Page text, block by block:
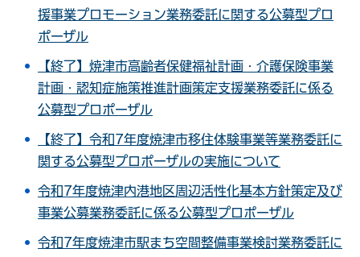
援事業プロモーション業務委託に関する公募型プロ
ポーザル
【終了】焼津市高齢者保健福祉計画・介護保険事業
計画・認知症施策推進計画策定支援業務委託に係る
公募型プロポーザル
【終了】令和7年度焼津市移住体験事業等業務委託に
関する公募型プロポーザルの実施について
令和7年度焼津内港地区周辺活性化基本方針策定及び
事業公募業務委託に係る公募型プロポーザル
令和7年度焼津市駅まち空間整備事業検討業務委託に